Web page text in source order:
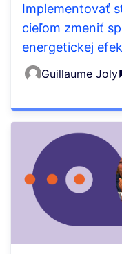
Implementovať
cieľom zmeniť
energetickej
Guillaume Joly